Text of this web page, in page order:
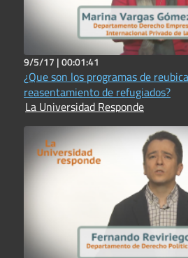
9/5/17 |00:01:41
¿Que son los programas de
reasentamiento de refugiados?
La Universidad Responde